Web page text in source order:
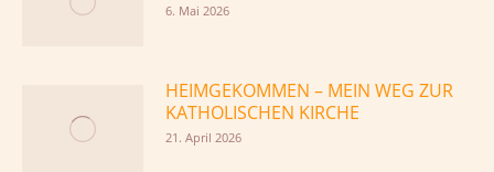
6. Mai 2026
HEIMGEKOMMEN – MEIN WEG ZUR
KATHOLISCHEN KIRCHE
21. April 2026